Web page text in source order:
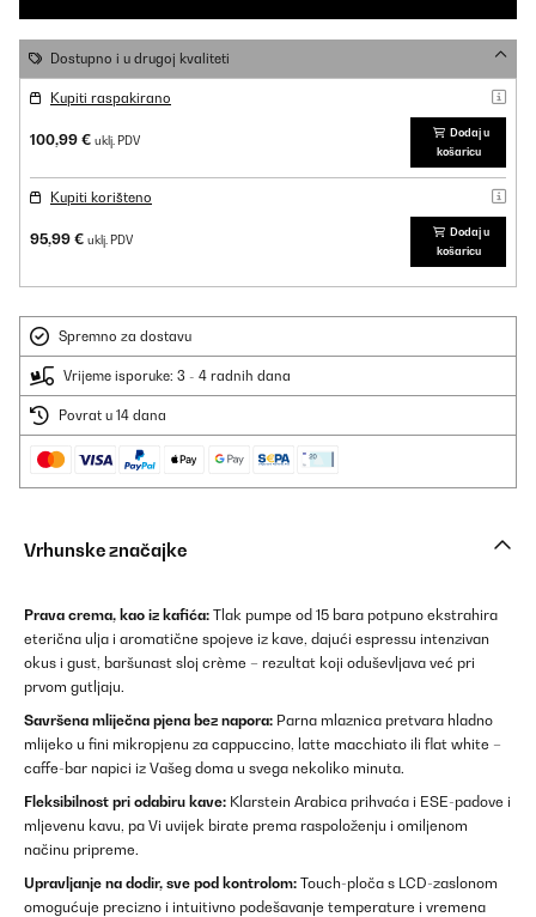
Dostupno i u drugoj kvaliteti
Kupiti raspakirano
100,99 € uklj. PDV
Dodaj u
košaricu
Kupiti korišteno
95,99 € uklj. PDV
Dodaj u
košaricu
Spremno za dostavu
Vrijeme isporuke: 3 - 4 radnih dana
Povrat u 14 dana
Vrhunske značajke
Prava crema, kao iz kafića: Tlak pumpe od 15 bara potpuno ekstrahira
eterična ulja i aromatične spojeve iz kave, dajući espressu intenzivan
okus i gust, baršunast sloj crème – rezultat koji oduševljava već pri
prvom gutljaju.
Savršena mliječna pjena bez napora: Parna mlaznica pretvara hladno
mlijeko u fini mikropjenu za cappuccino, latte macchiato ili flat white –
caffe-bar napici iz Vašeg doma u svega nekoliko minuta.
Fleksibilnost pri odabiru kave: Klarstein Arabica prihvaća i ESE-padove i
mljevenu kavu, pa Vi uvijek birate prema raspoloženju i omiljenom
načinu pripreme.
Upravljanje na dodir, sve pod kontrolom: Touch-ploča s LCD-zaslonom
omogućuje precizno i intuitivno podešavanje temperature i vremena